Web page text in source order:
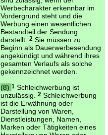
Werbecharakter erkennbar im
Vordergrund steht und die
Werbung einen wesentlichen
Bestandteil der Sendung
darstellt.
2Sie müssen zu
Beginn als Dauerwerbesendung
angekündigt und während ihres
gesamten Verlaufs als solche
gekennzeichnet werden.
(8) 1Schleichwerbung ist
unzulässig.
2Schleichwerbung
ist die Erwähnung oder
Darstellung von Waren,
Dienstleistungen, Namen,
Marken oder Tätigkeiten eines